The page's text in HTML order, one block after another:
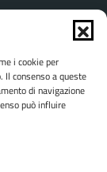
i cookie per
Il consenso a queste
di navigazione
può influire